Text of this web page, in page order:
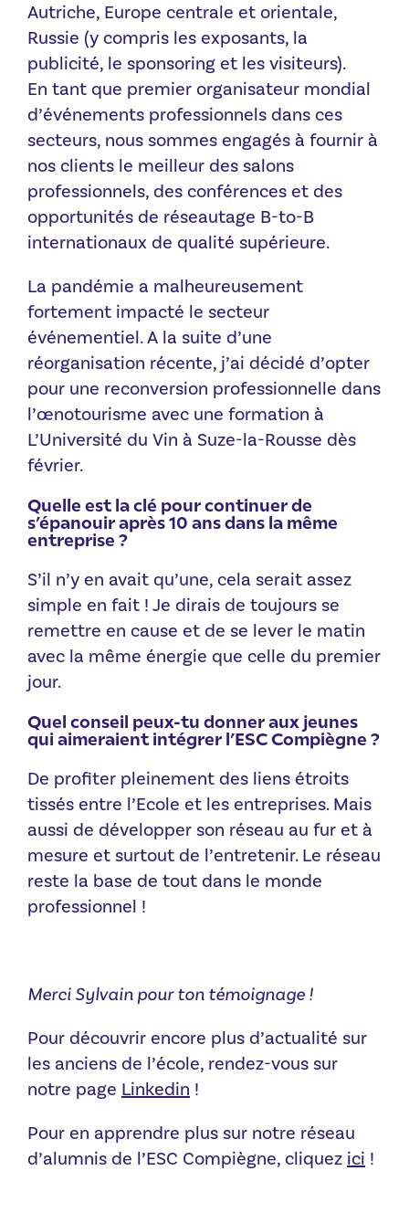
Autriche, Europe centrale et orientale,
Russie (y compris les exposants, la
publicité, le sponsoring et les visiteurs).
En tant que premier organisateur mondial
d’événements professionnels dans ces
secteurs, nous sommes engagés à fournir à
nos clients le meilleur des salons
professionnels, des conférences et des
opportunités de réseautage B-to-B
internationaux de qualité supérieure.
La pandémie a malheureusement
fortement impacté le secteur
événementiel. A la suite d’une
réorganisation récente, j’ai décidé d’opter
pour une reconversion professionnelle dans
l’œnotourisme avec une formation à
L’Université du Vin à Suze-la-Rousse dès
février.
Quelle est la clé pour continuer de
s’épanouir après 10 ans dans la même
entreprise ?
S’il n’y en avait qu’une, cela serait assez
simple en fait ! Je dirais de toujours se
remettre en cause et de se lever le matin
avec la même énergie que celle du premier
jour.
Quel conseil peux-tu donner aux jeunes
qui aimeraient intégrer l’ESC Compiègne ?
De profiter pleinement des liens étroits
tissés entre l’Ecole et les entreprises. Mais
aussi de développer son réseau au fur et à
mesure et surtout de l’entretenir. Le réseau
reste la base de tout dans le monde
professionnel !
Merci Sylvain pour ton témoignage !
Pour découvrir encore plus d’actualité sur
les anciens de l’école, rendez-vous sur
notre page Linkedin !
Pour en apprendre plus sur notre réseau
d’alumnis de l’ESC Compiègne, cliquez ici !